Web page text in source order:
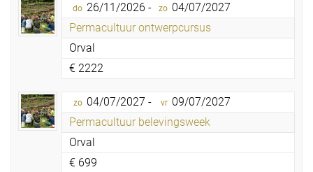
do 26/11/2026 - zo 04/07/2027
Permacultuur ontwerpcursus
Orval
€ 2222
zo 04/07/2027 - vr 09/07/2027
Permacultuur belevingsweek
Orval
€ 699